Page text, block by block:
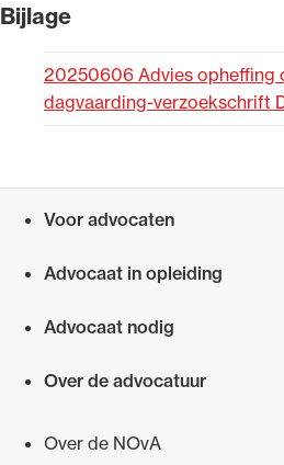
Bijlage
20250606 Advies opheffing
dagvaarding-verzoekschrift
Voor advocaten
Advocaat in opleiding
Advocaat nodig
Over de advocatuur
Over de NOvA
Van de Advocatenwet tot
de advocatuur (Voda) en
advocatuur (Roda).
Ondersteuning voor
het rechtsgebiedenregister